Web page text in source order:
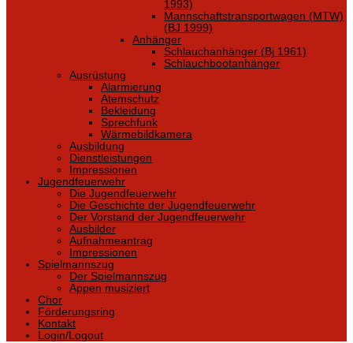
1993)
Mannschaftstransportwagen (MTW)
(BJ 1999)
Anhänger
Schlauchanhänger (Bj 1961)
Schlauchbootanhänger
Ausrüstung
Alarmierung
Atemschutz
Bekleidung
Sprechfunk
Wärmebildkamera
Ausbildung
Dienstleistungen
Impressionen
Jugendfeuerwehr
Die Jugendfeuerwehr
Die Geschichte der Jugendfeuerwehr
Der Vorstand der Jugendfeuerwehr
Ausbilder
Aufnahmeantrag
Impressionen
Spielmannszug
Der Spielmannszug
Appen musiziert
Chor
Förderungsring
Kontakt
Login/Logout